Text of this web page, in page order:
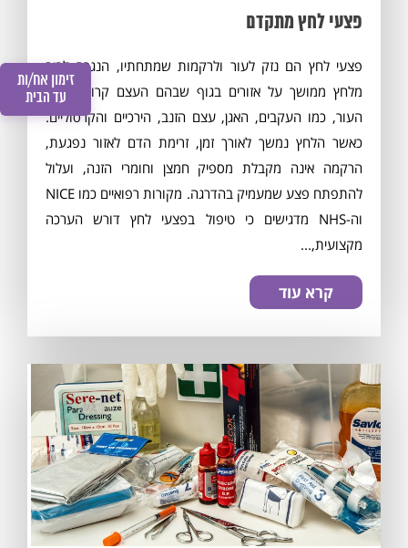
פצעי לחץ מתקדם
פצעי לחץ הם נזק לעור ולרקמות שמתחתיו, הנגרם לרוב
מלחץ ממושך על אזורים בגוף שבהם העצם קרובה לפני
העור, כמו העקבים, האגן, עצם הזנב, הירכיים והקרסוליים.
כאשר הלחץ נמשך לאורך זמן, זרימת הדם לאזור נפגעת,
הרקמה אינה מקבלת מספיק חמצן וחומרי הזנה, ועלול
להתפתח פצע שמעמיק בהדרגה. מקורות רפואיים כמו NICE
וה-NHS מדגישים כי טיפול בפצעי לחץ דורש הערכה
מקצועית,...
קרא עוד
זימון אח/ות
עד הבית